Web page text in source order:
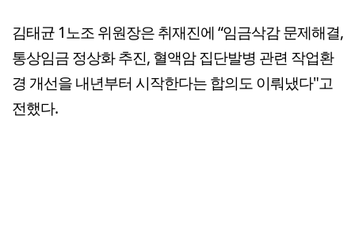
김태균 1노조 위원장은 취재진에 “임금삭감 문제해결,
통상임금 정상화 추진, 혈액암 집단발병 관련 작업환
경 개선을 내년부터 시작한다는 합의도 이뤄냈다"고
전했다.